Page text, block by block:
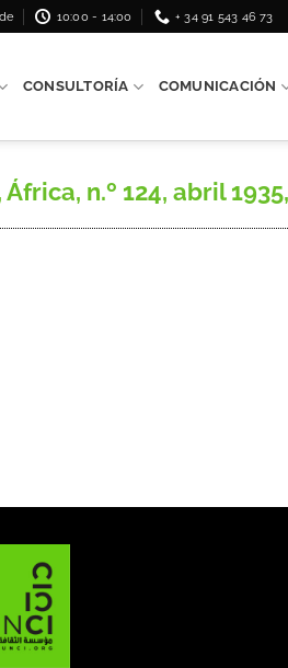
10:00 - 14:00 + 34 91 543 46 73
CONSULTORÍA COMUNICACIÓN
n.º 124, abril